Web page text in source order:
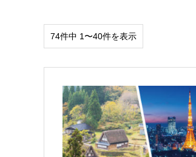
74件中 1〜40件を表示